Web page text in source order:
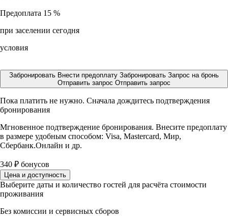
Предоплата 15 %
при заселении сегодня
условия
Забронировать Внести предоплату Забронировать Запрос на бронь
Отправить запрос Отправить запрос
Пока платить не нужно. Сначала дождитесь подтверждения
бронирования
Мгновенное подтверждение бронирования. Внесите предоплату
в размере удобным способом: Visa, Mastercard, Мир,
Сбербанк.Онлайн и др.
340 ₽ бонусов
Цена и доступность
Выберите даты и количество гостей для расчёта стоимости
проживания
Без комиссии и сервисных сборов